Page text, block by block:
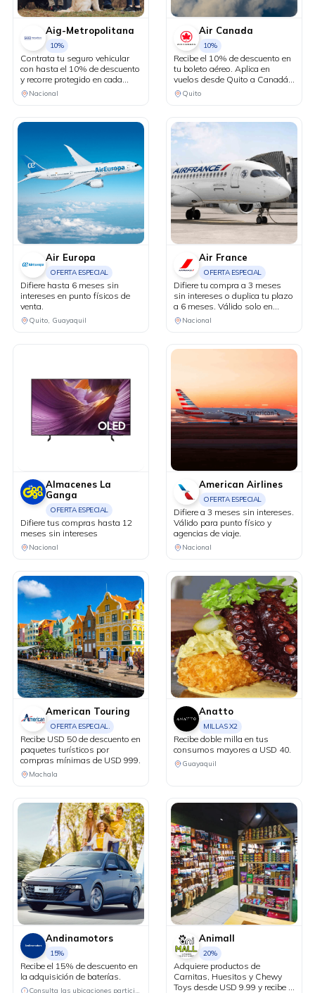
Aig-Metropolitana
10%
Contrata tu seguro vehicular
con hasta el 10% de descuento
y recorre protegido en cada
kilómetro. Adicionalmente,
recibe una revisión vehicular
matriculación de tu auto sin
Nacional
Air Canada
10%
Recibe el 10% de descuento en
tu boleto aéreo. Aplica en
vuelos desde Quito a Canadá y
Estados Unidos en conexión
vía Bogotá.
Quito
Air Europa
OFERTA ESPECIAL
Difiere hasta 6 meses sin
intereses en punto físicos de
venta.
Quito, Guayaquil
Air France
OFERTA ESPECIAL
Difiere tu compra a 3 meses
sin intereses o duplica tu plazo
a 6 meses. Válido solo en
puntos de venta físicos y
agencias de viaje.
Nacional
Almacenes La
Ganga
OFERTA ESPECIAL
Difiere tus compras hasta 12
meses sin intereses
Nacional
American Airlines
OFERTA ESPECIAL
Difiere a 3 meses sin intereses.
Válido para punto físico y
agencias de viaje.
Nacional
American Touring
OFERTA ESPECIAL.
Recibe USD 50 de descuento en
paquetes turísticos por
compras mínimas de USD 999.
Machala
Anatto
MILLAS X2
Recibe doble milla en tus
consumos mayores a USD 40.
Guayaquil
Andinamotors
15%
Recibe el 15% de descuento en
la adquisición de baterías.
Consulta las ubicaciones participantes
Animall
20%
Adquiere productos de
Carnitas, Huesitos y Chewy
Toys desde USD 9.99 y recibe el